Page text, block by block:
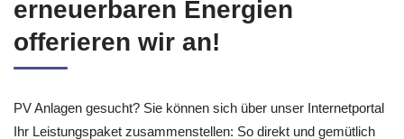
erneuerbaren Energien
offerieren wir an!
PV Anlagen gesucht? Sie können sich über unser Internetportal
Ihr Leistungspaket zusammenstellen: So direkt und gemütlich